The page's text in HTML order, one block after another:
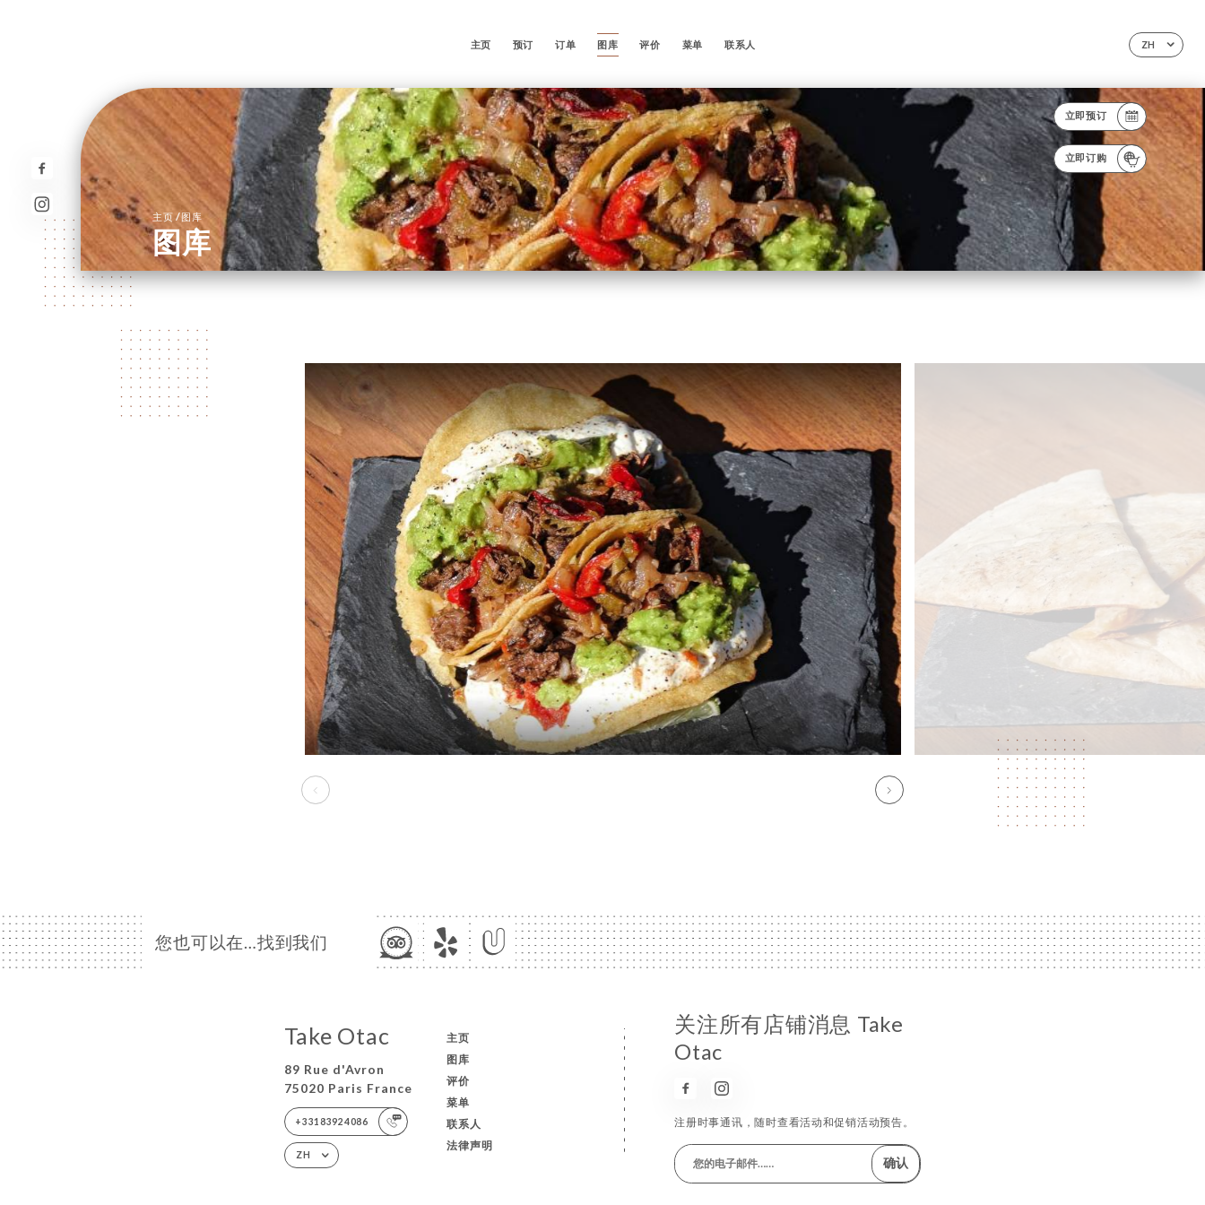
ZH
主页 预订 订单 图库 评价 菜单 联系人
立即预订
立即订购
主页/图库
图库
您也可以在…找到我们
Take Otac
89 Rue d'Avron
75020 Paris France
+33183924086
ZH
主页
图库
评价
菜单
联系人
法律声明
关注所有店铺消息 Take
Otac
注册时事通讯，随时查看活动和促销活动预告。
确认